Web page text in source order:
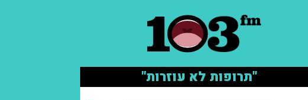
"תרופות לא עוזרות"